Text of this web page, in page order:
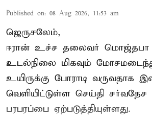
Published on: 08 Aug 2026, 11:53 am
ஜெருசலேம்,
ஈரான் உச்ச தலைவர் மொஜ்தபா
உடல்நிலை மிகவும்
உயிருக்கு போராடி வருவதாக
வெளியிட்டுள்ள செய்தி
பரபரப்பை ஏற்படுத்தியுள்ளது.